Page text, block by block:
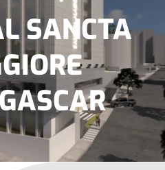
SANCTA